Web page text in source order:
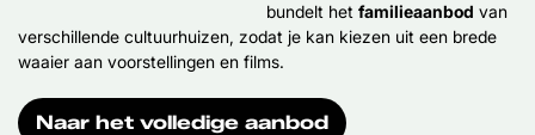
bundelt het familieaanbod van
verschillende cultuurhuizen, zodat je kan kiezen uit een brede
waaier aan voorstellingen en films.
Naar het volledige aanbod